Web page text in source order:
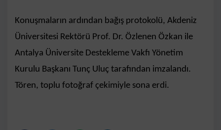
Konuşmaların ardından bağış protokolü, Akdeniz
Üniversitesi Rektörü Prof. Dr. Özlenen Özkan ile
Antalya Üniversite Destekleme Vakfı Yönetim
Kurulu Başkanı Tunç Uluç tarafından imzalandı.
Tören, toplu fotoğraf çekimiyle sona erdi.